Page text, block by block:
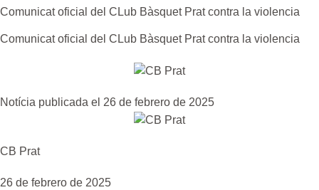
Comunicat oficial del CLub Bàsquet Prat contra la violencia
Comunicat oficial del CLub Bàsquet Prat contra la violencia
Notícia publicada el 26 de febrero de 2025
CB Prat
26 de febrero de 2025